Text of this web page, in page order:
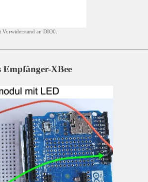
an DIO0.
XBee